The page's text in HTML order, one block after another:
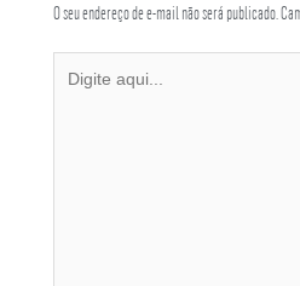
O seu endereço de e-mail não será publicado.